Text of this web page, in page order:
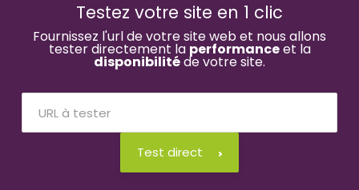
Testez votre site en 1 clic
Fournissez l'url de votre site web et nous allons
tester directement la performanceet la
disponibilitéde votre site.
Test direct